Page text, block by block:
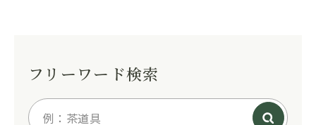
フリーワード検索